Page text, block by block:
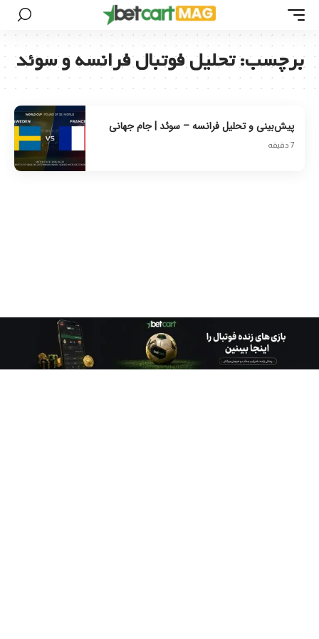
برچسب:تحلیل فوتبال فرانسه و سوئد
پیش‌بینی و تحلیل فرانسه – سوئد | جام جهانی
7 دقیقه